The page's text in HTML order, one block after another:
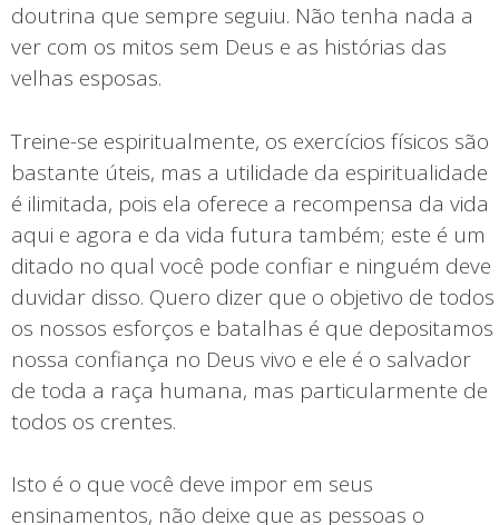
doutrina que sempre seguiu. Não tenha nada a
ver com os mitos sem Deus e as histórias das
velhas esposas.
Treine-se espiritualmente, os exercícios físicos são
bastante úteis, mas a utilidade da espiritualidade
é ilimitada, pois ela oferece a recompensa da vida
aqui e agora e da vida futura também; este é um
ditado no qual você pode confiar e ninguém deve
duvidar disso. Quero dizer que o objetivo de todos
os nossos esforços e batalhas é que depositamos
nossa confiança no Deus vivo e ele é o salvador
de toda a raça humana, mas particularmente de
todos os crentes.
Isto é o que você deve impor em seus
ensinamentos, não deixe que as pessoas o